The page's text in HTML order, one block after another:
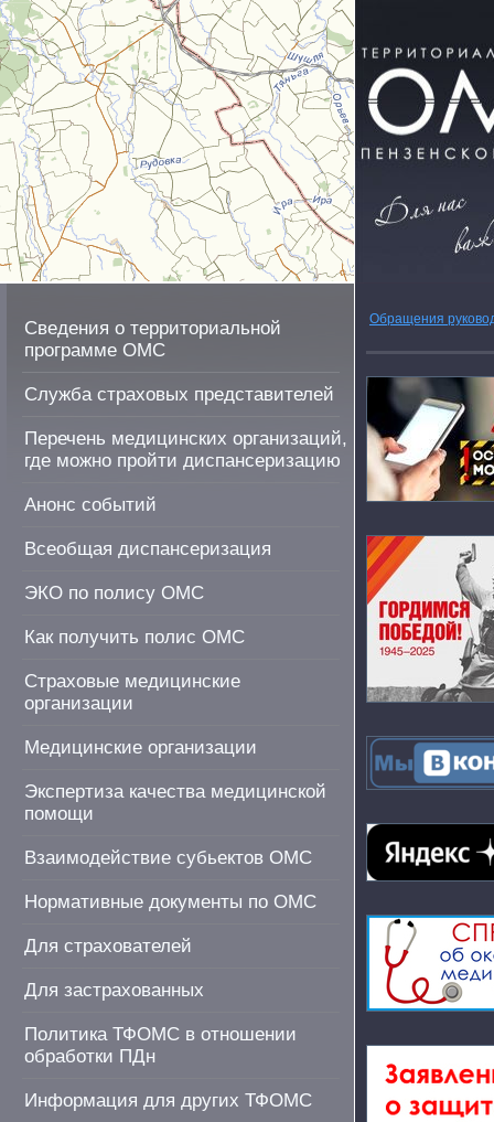
Сведения о территориальной
программе ОМС
Служба страховых представителей
Перечень медицинских организаций,
где можно пройти диспансеризацию
Анонс событий
Всеобщая диспансеризация
ЭКО по полису ОМС
Как получить полис ОМС
Страховые медицинские
организации
Медицинские организации
Экспертиза качества медицинской
помощи
Взаимодействие субьектов ОМС
Нормативные документы по ОМС
Для страхователей
Для застрахованных
Политика ТФОМС в отношении
обработки ПДн
Информация для других ТФОМС
Обращения